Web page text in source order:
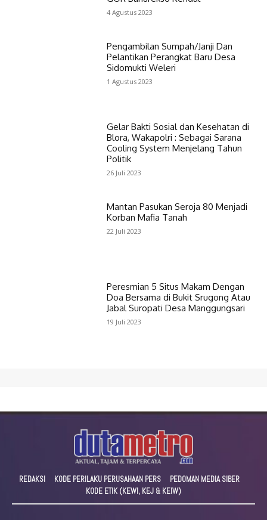
4 Agustus 2023
Pengambilan Sumpah/Janji Dan
Pelantikan Perangkat Baru Desa
Sidomukti Weleri
1 Agustus 2023
Gelar Bakti Sosial dan Kesehatan di
Blora, Wakapolri : Sebagai Sarana
Cooling System Menjelang Tahun
Politik
26 Juli 2023
Mantan Pasukan Seroja 80 Menjadi
Korban Mafia Tanah
22 Juli 2023
Peresmian 5 Situs Makam Dengan
Doa Bersama di Bukit Srugong Atau
Jabal Suropati Desa Manggungsari
19 Juli 2023
REDAKSI KODE PERILAKU PERUSAHAAN PERS
PEDOMAN MEDIA SIBER
KODE ETIK (KEWI, KEJ & KEIW)